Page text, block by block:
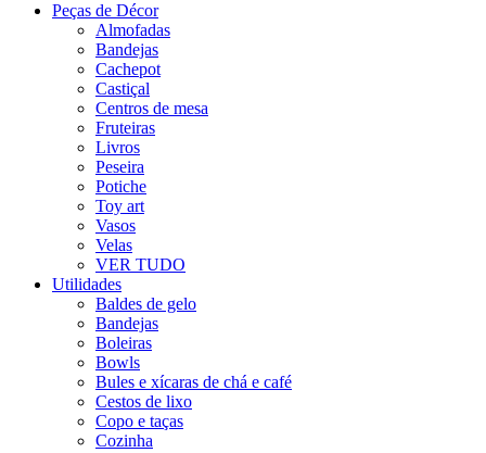
Peças de Décor
Almofadas
Bandejas
Cachepot
Castiçal
Centros de mesa
Fruteiras
Livros
Peseira
Potiche
Toy art
Vasos
Velas
VER TUDO
Utilidades
Baldes de gelo
Bandejas
Boleiras
Bowls
Bules e xícaras de chá e café
Cestos de lixo
Copo e taças
Cozinha